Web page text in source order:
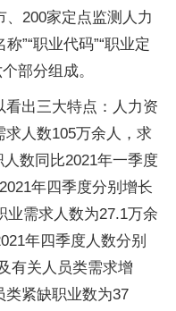
200家定点监测人力
”“职业代码”“职业定
部分组成。
看出三大特点：人力资
人数105万余人，求
数同比2021年一季度
年四季度分别增长
业需求人数为27.1万余
年四季度人数分别
有关人员类需求增
类紧缺职业数为37